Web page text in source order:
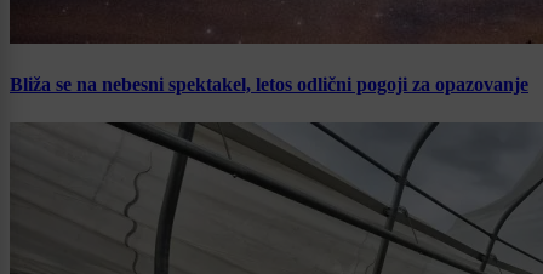
Bliža se na nebesni spektakel, letos odlični pogoji za opazovanje